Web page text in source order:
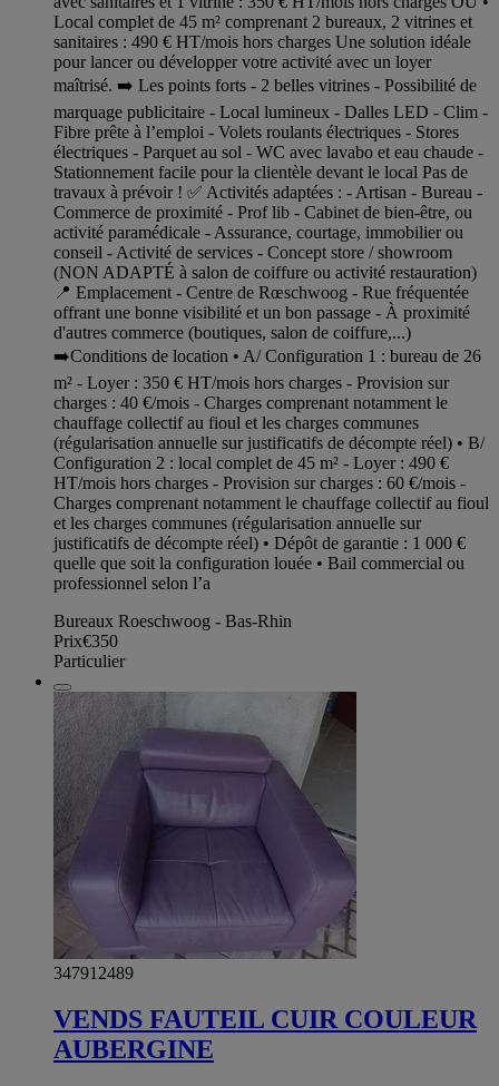
Local complet de 45 m² comprenant 2 bureaux, 2 vitrines et
sanitaires : 490 € HT/mois hors charges Une solution idéale
pour lancer ou développer votre activité avec un loyer
maîtrisé. ➡️ Les points forts - 2 belles vitrines - Possibilité de
marquage publicitaire - Local lumineux - Dalles LED - Clim -
Fibre prête à l’emploi - Volets roulants électriques - Stores
électriques - Parquet au sol - WC avec lavabo et eau chaude -
Stationnement facile pour la clientèle devant le local Pas de
travaux à prévoir ! ✅ Activités adaptées : - Artisan - Bureau -
Commerce de proximité - Prof lib - Cabinet de bien-être, ou
activité paramédicale - Assurance, courtage, immobilier ou
conseil - Activité de services - Concept store / showroom
(NON ADAPTÉ à salon de coiffure ou activité restauration)
📍 Emplacement - Centre de Rœschwoog - Rue fréquentée
offrant une bonne visibilité et un bon passage - À proximité
d'autres commerce (boutiques, salon de coiffure,...)
➡️Conditions de location • A/ Configuration 1 : bureau de 26
m² - Loyer : 350 € HT/mois hors charges - Provision sur
charges : 40 €/mois - Charges comprenant notamment le
chauffage collectif au fioul et les charges communes
(régularisation annuelle sur justificatifs de décompte réel) • B/
Configuration 2 : local complet de 45 m² - Loyer : 490 €
HT/mois hors charges - Provision sur charges : 60 €/mois -
Charges comprenant notamment le chauffage collectif au fioul
et les charges communes (régularisation annuelle sur
justificatifs de décompte réel) • Dépôt de garantie : 1 000 €
quelle que soit la configuration louée • Bail commercial ou
professionnel selon l’a
Bureaux Roeschwoog - Bas-Rhin
Prix€350
Particulier
347912489
VENDS FAUTEIL CUIR COULEUR
AUBERGINE